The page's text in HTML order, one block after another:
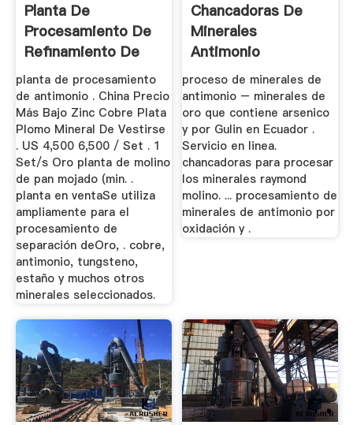
Planta De
Procesamiento De
Refinamiento De
Antimonio
planta de procesamiento
de antimonio . China Precio
Más Bajo Zinc Cobre Plata
Plomo Mineral De Vestirse
. US 4,500 6,500 / Set . 1
Set/s Oro planta de molino
de pan mojado (min. .
planta en ventaSe utiliza
ampliamente para el
procesamiento de
separación deOro, . cobre,
antimonio, tungsteno,
estaño y muchos otros
minerales seleccionados.
Chancadoras De
Minerales
Antimonio
proceso de minerales de
antimonio – minerales de
oro que contiene arsenico
y por Gulin en Ecuador .
Servicio en linea.
chancadoras para procesar
los minerales raymond
molino. ... procesamiento de
minerales de antimonio por
oxidación y .